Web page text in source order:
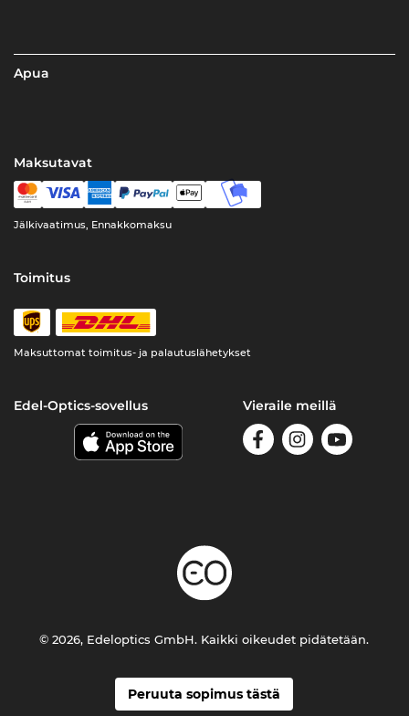
Apua
Maksutavat
Jälkivaatimus, Ennakkomaksu
Toimitus
Maksuttomat toimitus- ja palautuslähetykset
Edel-Optics-sovellus Vieraile meillä
Peruuta sopimus tästä
© 2026, Edeloptics GmbH. Kaikki oikeudet pidätetään.